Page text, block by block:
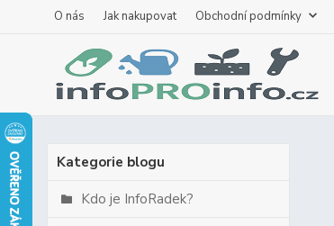
O nás Jak nakupovat Obchodní podmínky
Kategorie blogu
Kdo je InfoRadek?